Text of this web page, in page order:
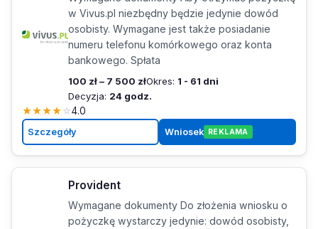
w Vivus.pl niezbędny będzie jedynie dowód
osobisty. Wymagane jest także posiadanie
numeru telefonu komórkowego oraz konta
bankowego. Spłata
100 zł – 7 500 złOkres: 1 - 61 dni
Decyzja: 24 godz.
★★★★☆4.0
Szczegóły Wniosek REKLAMA
Provident
Wymagane dokumenty Do złożenia wniosku o
pożyczkę wystarczy jedynie: dowód osobisty,